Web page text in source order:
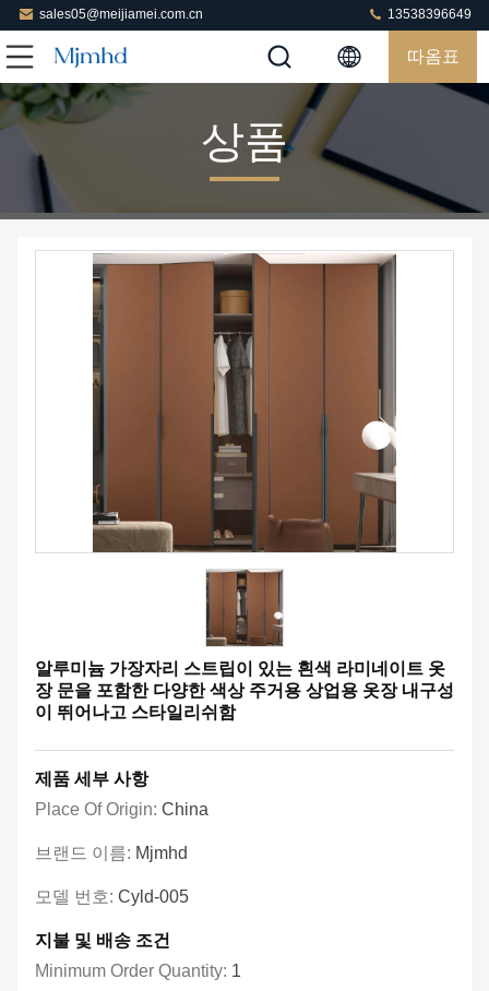
sales05@meijiamei.com.cn 13538396649
따옴표
상품
알루미늄 가장자리 스트립이 있는 흰색 라미네이트 옷
장 문을 포함한 다양한 색상 주거용 상업용 옷장 내구성
이 뛰어나고 스타일리쉬함
제품 세부 사항
Place Of Origin: China
브랜드 이름: Mjmhd
모델 번호: Cyld-005
지불 및 배송 조건
Minimum Order Quantity: 1